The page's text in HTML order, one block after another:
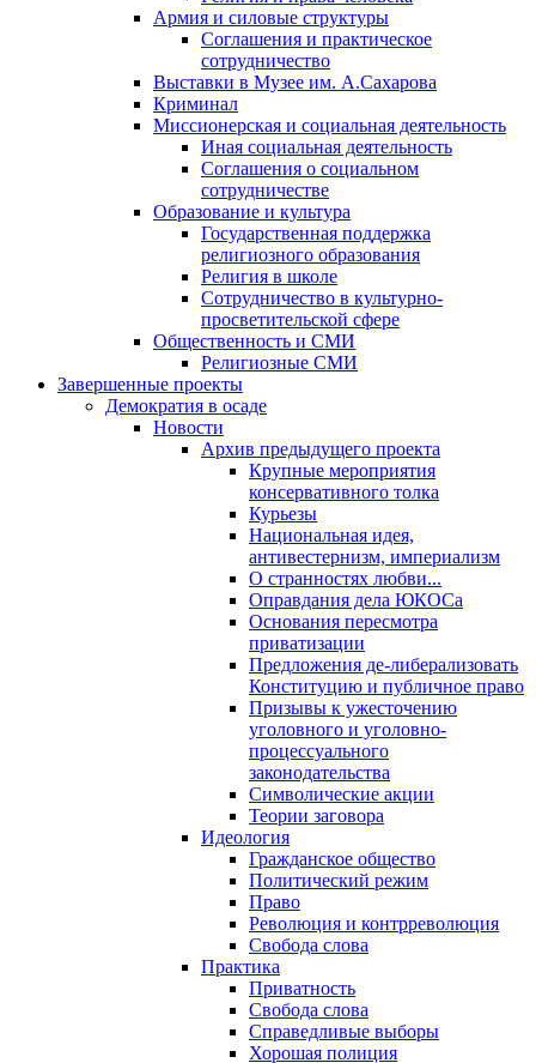
Армия и силовые структуры
Соглашения и практическое
сотрудничество
Выставки в Музее им. А.Сахарова
Криминал
Миссионерская и социальная деятельность
Иная социальная деятельность
Соглашения о социальном
сотрудничестве
Образование и культура
Государственная поддержка
религиозного образования
Религия в школе
Сотрудничество в культурно-
просветительской сфере
Общественность и СМИ
Религиозные СМИ
Завершенные проекты
Демократия в осаде
Новости
Архив предыдущего проекта
Крупные мероприятия
консервативного толка
Курьезы
Национальная идея,
антивестернизм, империализм
О странностях любви...
Оправдания дела ЮКОСа
Основания пересмотра
приватизации
Предложения де-либерализовать
Конституцию и публичное право
Призывы к ужесточению
уголовного и уголовно-
процессуального
законодательства
Символические акции
Теории заговора
Идеология
Гражданское общество
Политический режим
Право
Революция и контрреволюция
Свобода слова
Практика
Приватность
Свобода слова
Справедливые выборы
Хорошая полиция